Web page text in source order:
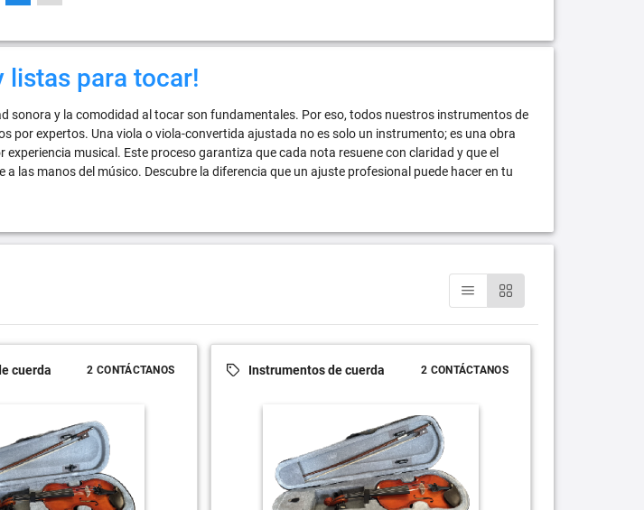
listas para tocar!
sonora y la comodidad al tocar son fundamentales. Por eso, todos nuestros instrumentos de
por expertos. Una viola o viola-convertida ajustada no es solo un instrumento; es una obra
musical. Este proceso garantiza que cada nota resuene con claridad y que el
las manos del músico. Descubre la diferencia que un ajuste profesional puede hacer en tu
cuerda 2 CONTÁCTANOS Instrumentos de cuerda 2 CONTÁCTANOS